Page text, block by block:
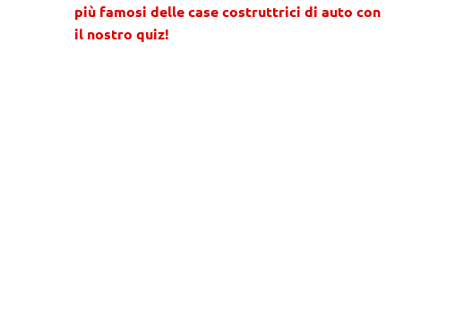
più famosi delle case costruttrici di auto con
il nostro quiz!